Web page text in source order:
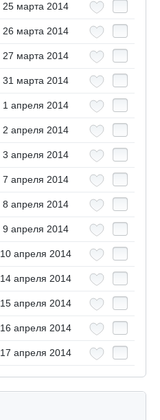
25 марта 2014
26 марта 2014
27 марта 2014
31 марта 2014
1 апреля 2014
2 апреля 2014
3 апреля 2014
7 апреля 2014
8 апреля 2014
9 апреля 2014
10 апреля 2014
14 апреля 2014
15 апреля 2014
16 апреля 2014
17 апреля 2014